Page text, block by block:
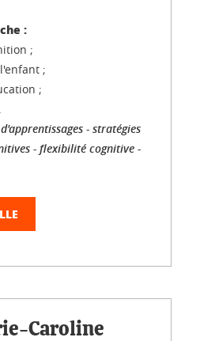
:
;
;
;
- stratégies
- flexibilité cognitive -
Caroline